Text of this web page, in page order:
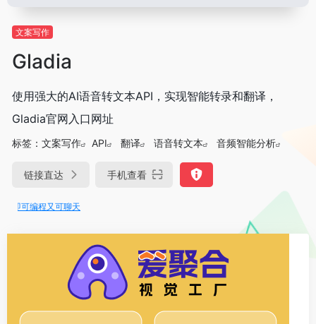
文案写作
Gladia
使用强大的AI语音转文本API，实现智能转录和翻译，
Gladia官网入口网址
标签： 文案写作 API 翻译 语音转文本 音频智能分析
链接直达 手机查看
编程又可聊天